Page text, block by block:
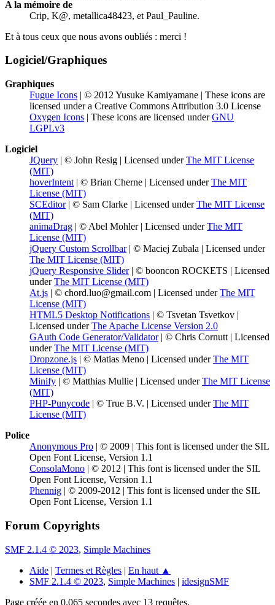
A la mémoire de
Crip, K@, metallica48423, et Paul_Pauline.
Et à tous ceux que nous avons oubliés : merci !
Logiciel/Graphiques
Graphiques
Fugue Icons | © 2012 Yusuke Kamiyamane | These icons are
licensed under a Creative Commons Attribution 3.0 License
Oxygen Icons | These icons are licensed underGNU
LGPLv3
Logiciel
JQuery | © John Resig | Licensed underThe MIT License
(MIT)
hoverIntent | © Brian Cherne | Licensed underThe MIT
License (MIT)
SCEditor| © Sam Clarke | Licensed underThe MIT License
(MIT)
animaDrag | © Abel Mohler | Licensed underThe MIT
License (MIT)
jQuery Custom Scrollbar| © Maciej Zubala | Licensed under
The MIT License (MIT)
jQuery Responsive Slider| © booncon ROCKETS | Licensed
underThe MIT License (MIT)
At.js | © chord.luo@gmail.com | Licensed underThe MIT
License (MIT)
HTML5 Desktop Notifications | © Tsvetan Tsvetkov |
Licensed underThe Apache License Version 2.0
GAuth Code Generator/Validator| © Chris Cornutt | Licensed
underThe MIT License (MIT)
Dropzone.js | © Matias Meno | Licensed underThe MIT
License (MIT)
Minify | © Matthias Mullie | Licensed underThe MIT License
(MIT)
PHP-Punycode | © True B.V. | Licensed underThe MIT
License (MIT)
Police
Anonymous Pro | © 2009 | This font is licensed under the SIL
Open Font License, Version 1.1
ConsolaMono | © 2012 | This font is licensed under the SIL
Open Font License, Version 1.1
Phennig | © 2009-2012 | This font is licensed under the SIL
Open Font License, Version 1.1
Forum Copyrights
SMF 2.1.4 © 2023, Simple Machines
Aide | Termes et Règles | En haut ▲
SMF 2.1.4 © 2023, Simple Machines | idesignSMF
Page créée en 0.065 secondes avec 13 requêtes.